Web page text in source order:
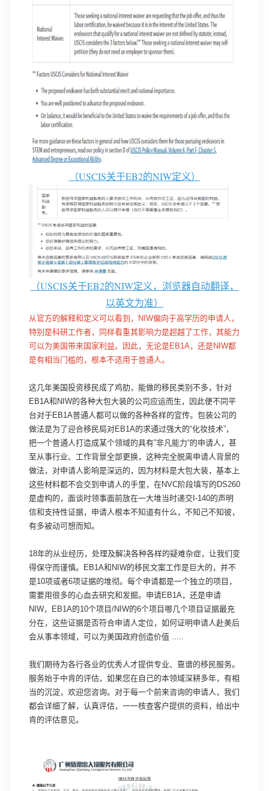
（USCIS关于EB2的NIW定义）
（USCIS关于EB2的NIW定义，浏览器自动翻译，
以英文为准）
从官方的解释和定义可以看到，NIW偏向于高学历的申请人，
特别是科研工作者，同样看重其影响力是超越了工作，其能力
可以为美国带来国家利益。因此，无论是EB1A，还是NIW都
是有相当门槛的，根本不适用于普通人。
这几年美国投资移民成了鸡肋，能做的移民类别不多，针对
EB1A和NIW的各种大包大装的公司应运而生，因此便不同平
台对于EB1A普通人都可以做的各种各样的宣传。包装公司的
做法是为了迎合移民局对EB1A的求通过强大的“化妆技术”，
把一个普通人打造成某个领域的具有”非凡能力“的申请人，甚
至从事行业、工作背景全部更换，这种完全脱离申请人背景的
做法，对申请人影响是深远的，因为材料是大包大装，基本上
这些材料都不会交到申请人的手里，在NVC阶段填写的DS260
是虚构的，面谈时领事面前放在一大堆当时递交I-140的声明
信和支持性证据，申请人根本不知道有什么，不知己不知彼，
有多被动可想而知。
18年的从业经历，处理及解决各种各样的疑难杂症，让我们变
得保守而谨慎。EB1A和NIW的移民文案工作是巨大的，并不
是10项或者6项证据的堆彻。每个申请都是一个独立的项目，
需要用很多的心血去研究和发掘。申请EB1A，还是申请
NIW，EB1A的10个项目/NIW的6个项目哪几个项目证据最充
分在，这些证据是否符合申请人定位，如何证明申请人赴美后
会从事本领域，可以为美国政府创造价值 .....
我们期待为各行各业的优秀人才提供专业、靠谱的移民服务。
服务始于中肯的评估，如果您在自己的本领域深耕多年，有相
当的沉淀，欢迎您咨询。对于每一个前来咨询的申请人，我们
都会详细了解，认真评估，一一核查客户提供的资料，给出中
肯的评估意见。